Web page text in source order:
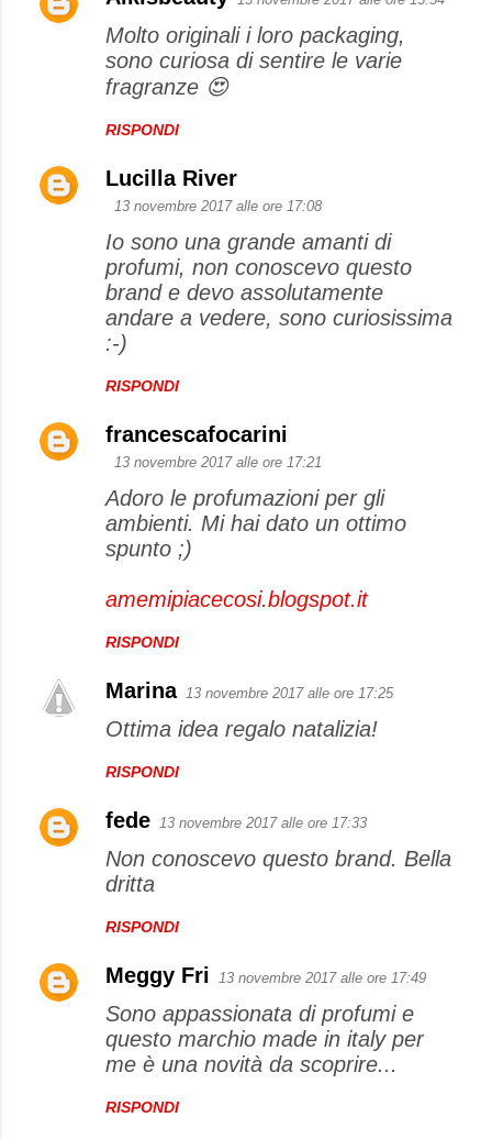
Molto originali i loro packaging,
sono curiosa di sentire le varie
fragranze 😍
RISPONDI
Lucilla River
13 novembre 2017 alle ore 17:08
Io sono una grande amanti di
profumi, non conoscevo questo
brand e devo assolutamente
andare a vedere, sono curiosissima
:-)
RISPONDI
francescafocarini
13 novembre 2017 alle ore 17:21
Adoro le profumazioni per gli
ambienti. Mi hai dato un ottimo
spunto ;)
amemipiacecosi.blogspot.it
RISPONDI
Marina 13 novembre 2017 alle ore 17:25
Ottima idea regalo natalizia!
RISPONDI
fede 13 novembre 2017 alle ore 17:33
Non conoscevo questo brand. Bella
dritta
RISPONDI
Meggy Fri 13 novembre 2017 alle ore 17:49
Sono appassionata di profumi e
questo marchio made in italy per
me è una novità da scoprire...
RISPONDI